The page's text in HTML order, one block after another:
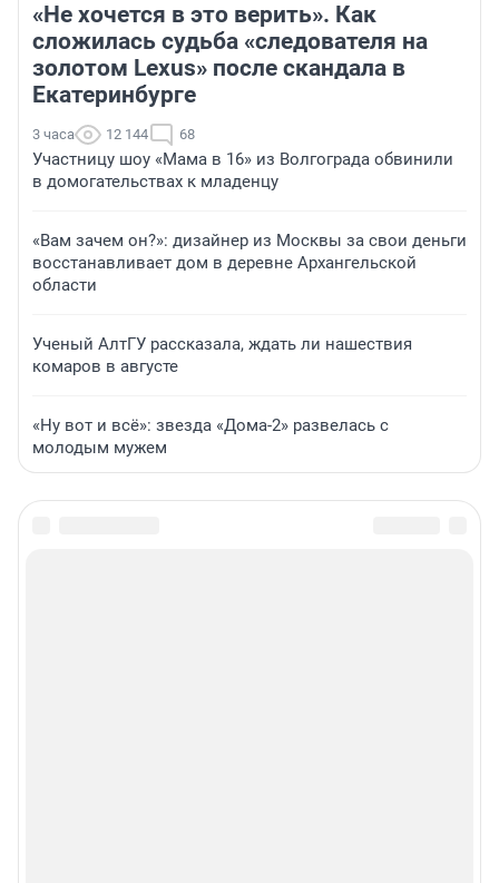
«Не хочется в это верить». Как
сложилась судьба «следователя на
золотом Lexus» после скандала в
Екатеринбурге
3 часа 12 144 68
Участницу шоу «Мама в 16» из Волгограда обвинили
в домогательствах к младенцу
«Вам зачем он?»: дизайнер из Москвы за свои деньги
восстанавливает дом в деревне Архангельской
области
Ученый АлтГУ рассказала, ждать ли нашествия
комаров в августе
«Ну вот и всё»: звезда «Дома-2» развелась с
молодым мужем